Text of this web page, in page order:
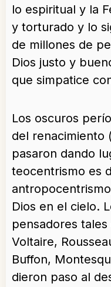
lo espiritual y la
y torturado y lo
de millones de
Dios justo y
que simpatice
Los oscuros
del renacimiento
pasaron dando
teocentrismo es
Dios en el cielo.
pensadores
Voltaire,
Buffon,
dieron paso al